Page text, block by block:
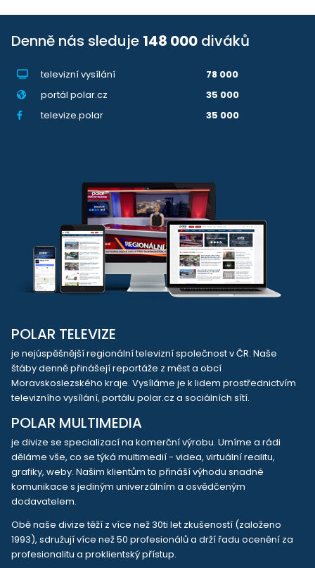
Denně nás sleduje 148 000 diváků
televizní vysílání
78 000
portál polar.cz
35 000
televize.polar
35 000
POLAR TELEVIZE
je nejúspěšnější regionální televizní společnost v ČR. Naše
štáby denně přinášejí reportáže z měst a obcí
Moravskoslezského kraje. Vysíláme je k lidem prostřednictvím
televizního vysílání, portálu polar.cz a sociálních sítí.
POLAR MULTIMEDIA
je divize se specializací na komerční výrobu. Umíme a rádi
děláme vše, co se týká multimedií - videa, virtuální realitu,
grafiky, weby. Našim klientům to přináší výhodu snadné
komunikace s jediným univerzálním a osvědčeným
dodavatelem.
Obě naše divize těží z více než 30ti let zkušeností (založeno
1993), sdružují více než 50 profesionálů a drží řadu ocenění za
profesionalitu a proklientský přístup.